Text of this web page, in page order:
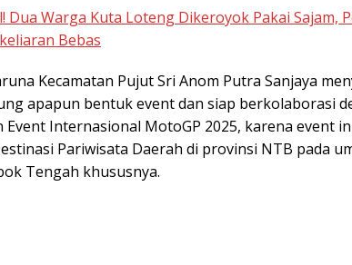
Dua Warga Kuta Loteng Dikeroyok Pakai Sajam,
Bebas
Kecamatan Pujut Sri Anom Putra Sanjaya
apapun bentuk event dan siap berkolaborasi
Event Internasional MotoGP 2025, karena event
Pariwisata Daerah di provinsi NTB pada
Tengah khususnya.